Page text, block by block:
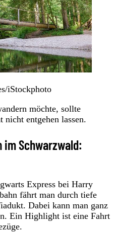
iStockphoto
möchte, sollte
nicht entgehen lassen.
im Schwarzwald:
Express bei Harry
fährt man durch tiefe
Dabei kann man ganz
Ein Highlight ist eine Fahrt